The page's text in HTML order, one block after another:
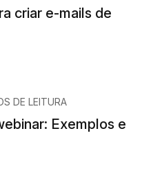
criar e-mails de
DE LEITURA
Exemplos e